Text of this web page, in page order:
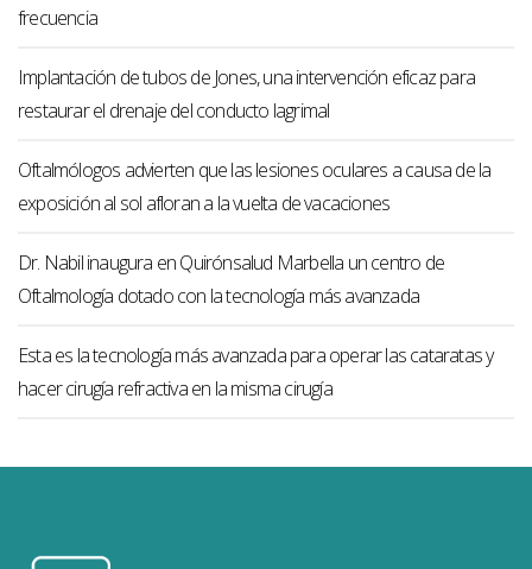
frecuencia
Implantación de tubos de Jones, una intervención eficaz para
restaurar el drenaje del conducto lagrimal
Oftalmólogos advierten que las lesiones oculares a causa de la
exposición al sol afloran a la vuelta de vacaciones
Dr. Nabil inaugura en Quirónsalud Marbella un centro de
Oftalmología dotado con la tecnología más avanzada
Esta es la tecnología más avanzada para operar las cataratas y
hacer cirugía refractiva en la misma cirugía